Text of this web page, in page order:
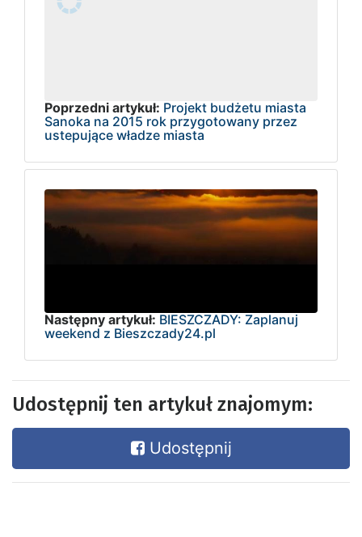
Poprzedni artykuł: Projekt budżetu miasta
Sanoka na 2015 rok przygotowany przez
ustepujące władze miasta
Następny artykuł: BIESZCZADY: Zaplanuj
weekend z Bieszczady24.pl
Udostępnij ten artykuł znajomym:
Udostępnij